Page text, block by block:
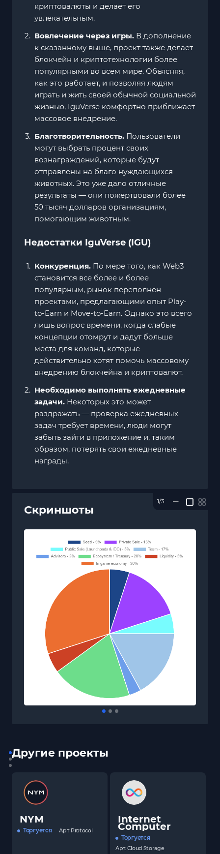
криптовалюты и делает его
увлекательным.
Вовлечение через игры. В дополнение
к сказанному выше, проект также делает
блокчейн и криптотехнологии более
популярными во всем мире. Объясняя,
как это работает, и позволяя людям
играть и жить своей обычной социальной
жизнью, IguVerse комфортно приближает
массовое внедрение.
Благотворительность. Пользователи
могут выбрать процент своих
вознаграждений, которые будут
отправлены на благо нуждающихся
животных. Это уже дало отличные
результаты — они пожертвовали более
50 тысяч долларов организациям,
помогающим животным.
Недостатки IguVerse (IGU)
Конкуренция. По мере того, как Web3
становится все более и более
популярным, рынок переполнен
проектами, предлагающими опыт Play-
to-Earn и Move-to-Earn. Однако это всего
лишь вопрос времени, когда слабые
концепции отомрут и дадут больше
места для команд, которые
действительно хотят помочь массовому
внедрению блокчейна и криптовалют.
Необходимо выполнять ежедневные
задачи. Некоторых это может
раздражать — проверка ежедневных
задач требует времени, люди могут
забыть зайти в приложение и, таким
образом, потерять свои ежедневные
награды.
Скриншоты
1/3 —
Другие проекты
NYM
Торгуется Арт. Protocol
Internet
Computer
Торгуется
Арт. Cloud Storage